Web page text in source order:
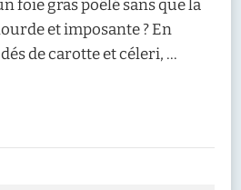
foie gras poêlé sans que la
et imposante ? En
de carotte et céleri, …